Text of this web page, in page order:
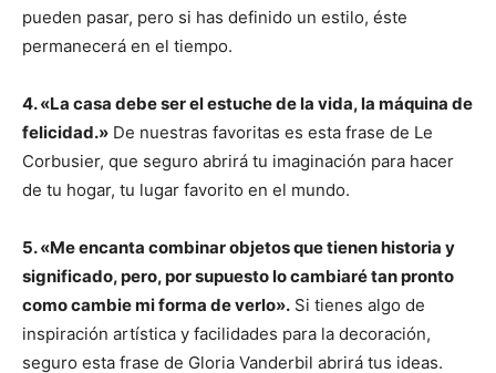
pueden pasar, pero si has definido un estilo, éste
permanecerá en el tiempo.
4. «La casa debe ser el estuche de la vida, la máquina de
felicidad.» De nuestras favoritas es esta frase de Le
Corbusier, que seguro abrirá tu imaginación para hacer
de tu hogar, tu lugar favorito en el mundo.
5. «Me encanta combinar objetos que tienen historia y
significado, pero, por supuesto lo cambiaré tan pronto
como cambie mi forma de verlo». Si tienes algo de
inspiración artística y facilidades para la decoración,
seguro esta frase de Gloria Vanderbil abrirá tus ideas.